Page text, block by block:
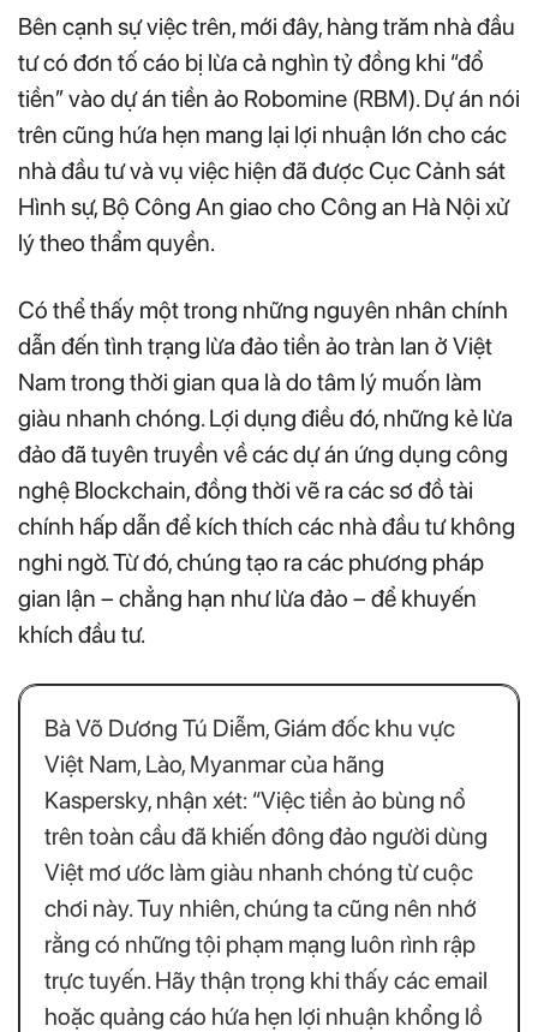
Bên cạnh sự việc trên, mới đây, hàng trăm nhà đầu
tư có đơn tố cáo bị lừa cả nghìn tỷ đồng khi “đổ
tiền” vào dự án tiền ảo Robomine (RBM). Dự án nói
trên cũng hứa hẹn mang lại lợi nhuận lớn cho các
nhà đầu tư và vụ việc hiện đã được Cục Cảnh sát
Hình sự, Bộ Công An giao cho Công an Hà Nội xử
lý theo thẩm quyền.
Có thể thấy một trong những nguyên nhân chính
dẫn đến tình trạng lừa đảo tiền ảo tràn lan ở Việt
Nam trong thời gian qua là do tâm lý muốn làm
giàu nhanh chóng. Lợi dụng điều đó, những kẻ lừa
đảo đã tuyên truyền về các dự án ứng dụng công
nghệ Blockchain, đồng thời vẽ ra các sơ đồ tài
chính hấp dẫn để kích thích các nhà đầu tư không
nghi ngờ. Từ đó, chúng tạo ra các phương pháp
gian lận – chẳng hạn như lừa đảo – để khuyến
khích đầu tư.
Bà Võ Dương Tú Diễm, Giám đốc khu vực
Việt Nam, Lào, Myanmar của hãng
Kaspersky, nhận xét: “Việc tiền ảo bùng nổ
trên toàn cầu đã khiến đông đảo người dùng
Việt mơ ước làm giàu nhanh chóng từ cuộc
chơi này. Tuy nhiên, chúng ta cũng nên nhớ
rằng có những tội phạm mạng luôn rình rập
trực tuyến. Hãy thận trọng khi thấy các email
hoặc quảng cáo hứa hẹn lợi nhuận khổng lồ